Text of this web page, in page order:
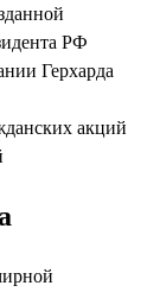
РФ
Герхарда
акций